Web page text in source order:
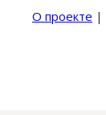
О проекте |